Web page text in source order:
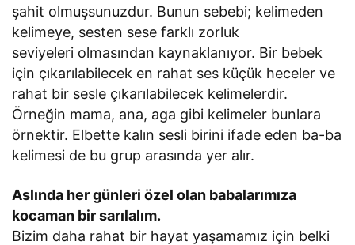
şahit olmuşsunuzdur. Bunun sebebi; kelimeden
kelimeye, sesten sese farklı zorluk
seviyeleri olmasından kaynaklanıyor. Bir bebek
için çıkarılabilecek en rahat ses küçük heceler ve
rahat bir sesle çıkarılabilecek kelimelerdir.
Örneğin mama, ana, aga gibi kelimeler bunlara
örnektir. Elbette kalın sesli birini ifade eden ba-ba
kelimesi de bu grup arasında yer alır.
Aslında her günleri özel olan babalarımıza
kocaman bir sarılalım.
Bizim daha rahat bir hayat yaşamamız için belki